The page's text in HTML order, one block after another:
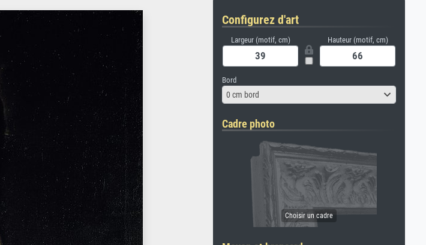
Configurez d'art
Largeur (motif, cm) Hauteur (motif, cm)
Bord
0 cm bord
Cadre photo